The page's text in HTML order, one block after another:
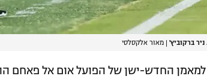
ברקוביץ' | מאור אלקסלסי
למאמן החדש-ישן של הפועל אום אל פאחם